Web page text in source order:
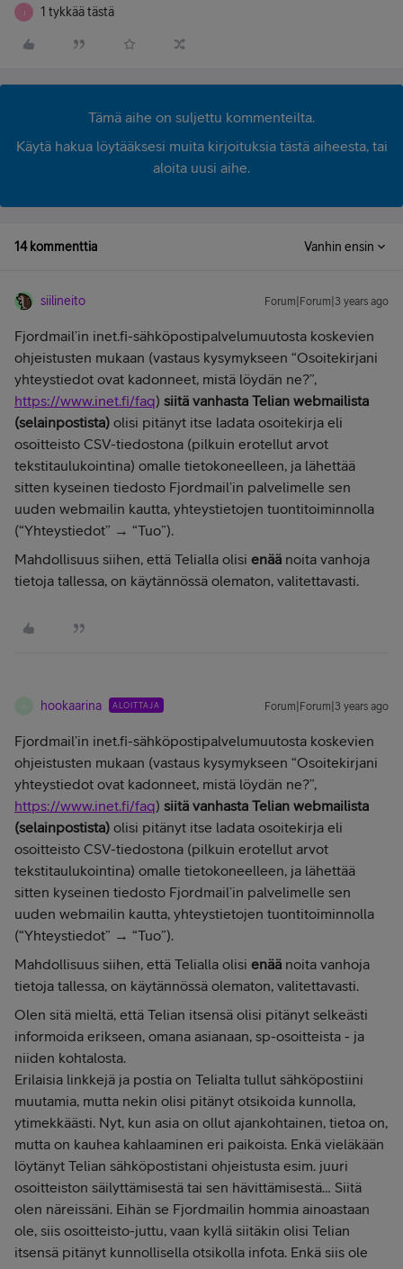
J 1 tykkää tästä
Tämä aihe on suljettu kommenteilta.
Käytä hakua löytääksesi muita kirjoituksia tästä aiheesta, tai
aloita uusi aihe.
14 kommenttia Vanhin ensin
siilineito Forum|Forum|3 years ago
Fjordmail’in inet.fi-sähköpostipalvelumuutosta koskevien
ohjeistusten mukaan (vastaus kysymykseen “Osoitekirjani
yhteystiedot ovat kadonneet, mistä löydän ne?”,
https://www.inet.fi/faq) siitä vanhasta Telian webmailista
(selainpostista) olisi pitänyt itse ladata osoitekirja eli
osoitteisto CSV-tiedostona (pilkuin erotellut arvot
tekstitaulukointina) omalle tietokoneelleen, ja lähettää
sitten kyseinen tiedosto Fjordmail’in palvelimelle sen
uuden webmailin kautta, yhteystietojen tuontitoiminnolla
(“Yhteystiedot” → “Tuo”).
Mahdollisuus siihen, että Telialla olisi enää noita vanhoja
tietoja tallessa, on käytännössä olematon, valitettavasti.
hookaarina ALOITTAJA Forum|Forum|3 years ago
Fjordmail’in inet.fi-sähköpostipalvelumuutosta koskevien
ohjeistusten mukaan (vastaus kysymykseen “Osoitekirjani
yhteystiedot ovat kadonneet, mistä löydän ne?”,
https://www.inet.fi/faq) siitä vanhasta Telian webmailista
(selainpostista) olisi pitänyt itse ladata osoitekirja eli
osoitteisto CSV-tiedostona (pilkuin erotellut arvot
tekstitaulukointina) omalle tietokoneelleen, ja lähettää
sitten kyseinen tiedosto Fjordmail’in palvelimelle sen
uuden webmailin kautta, yhteystietojen tuontitoiminnolla
(“Yhteystiedot” → “Tuo”).
Mahdollisuus siihen, että Telialla olisi enää noita vanhoja
tietoja tallessa, on käytännössä olematon, valitettavasti.
Olen sitä mieltä, että Telian itsensä olisi pitänyt selkeästi
informoida erikseen, omana asianaan, sp-osoitteista - ja
niiden kohtalosta.
Erilaisia linkkejä ja postia on Telialta tullut sähköpostiini
muutamia, mutta nekin olisi pitänyt otsikoida kunnolla,
ytimekkäästi. Nyt, kun asia on ollut ajankohtainen, tietoa on,
mutta on kauhea kahlaaminen eri paikoista. Enkä vieläkään
löytänyt Telian sähköpostistani ohjeistusta esim. juuri
osoitteiston säilyttämisestä tai sen hävittämisestä… Siitä
olen näreissäni. Eihän se Fjordmailin hommia ainoastaan
ole, siis osoitteisto-juttu, vaan kyllä siitäkin olisi Telian
itsensä pitänyt kunnollisella otsikolla infota. Enkä siis ole